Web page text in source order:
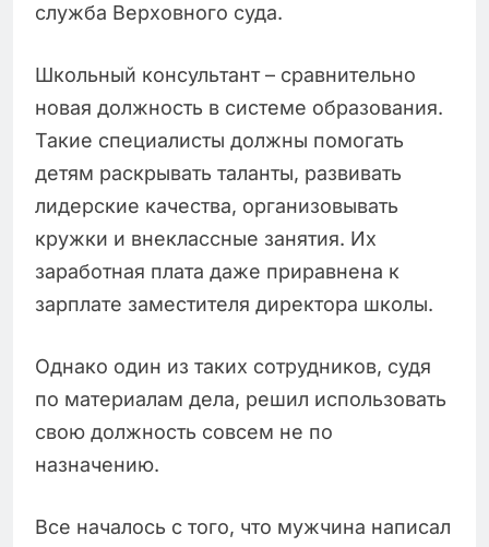
служба Верховного суда.
Школьный консультант – сравнительно
новая должность в системе образования.
Такие специалисты должны помогать
детям раскрывать таланты, развивать
лидерские качества, организовывать
кружки и внеклассные занятия. Их
заработная плата даже приравнена к
зарплате заместителя директора школы.
Однако один из таких сотрудников, судя
по материалам дела, решил использовать
свою должность совсем не по
назначению.
Все началось с того, что мужчина написал